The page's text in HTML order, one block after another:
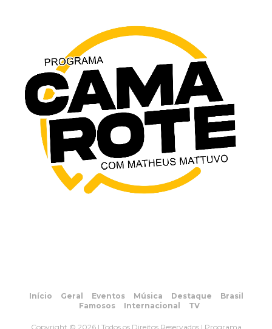
Início Geral Eventos Música Destaque
Brasil
Famosos
Internacional TV
Copyright © 2026 | Todos os Direitos Reservados | Programa